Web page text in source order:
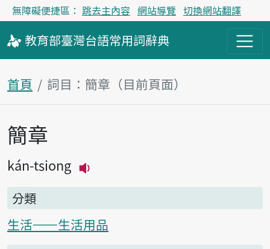
無障礙便捷區： 跳去主內容 網站導覽 切換網站翻譯
教育部臺灣台語常用詞辭典
首頁 詞目：簡章（目前頁面）
主內容區塊
簡章
kán-tsiong
分類
生活——生活用品